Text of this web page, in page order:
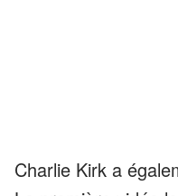
Charlie Kirk a